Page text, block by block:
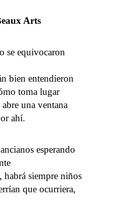
Arts
se equivocaron
bien entendieron
toma lugar
una ventana
ahí.
esperando
siempre niños
que ocurriera,